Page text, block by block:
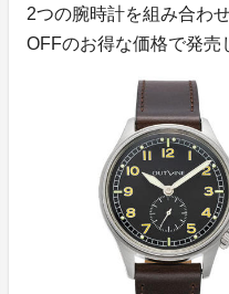
2つの腕時計を組み合わ
OFFのお得な価格で発売